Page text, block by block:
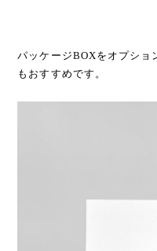
パッケージBOXをオプショ
もおすすめです。